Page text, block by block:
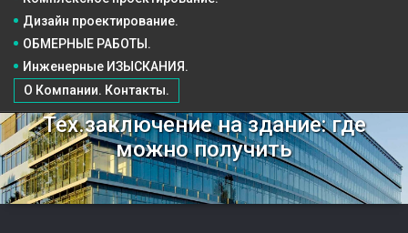
ОБМЕРНЫЕ РАБОТЫ.
Инженерные ИЗЫСКАНИЯ.
О Компании. Контакты.
Дизайн проектирование.
Тех.заключение на здание: где
можно получить